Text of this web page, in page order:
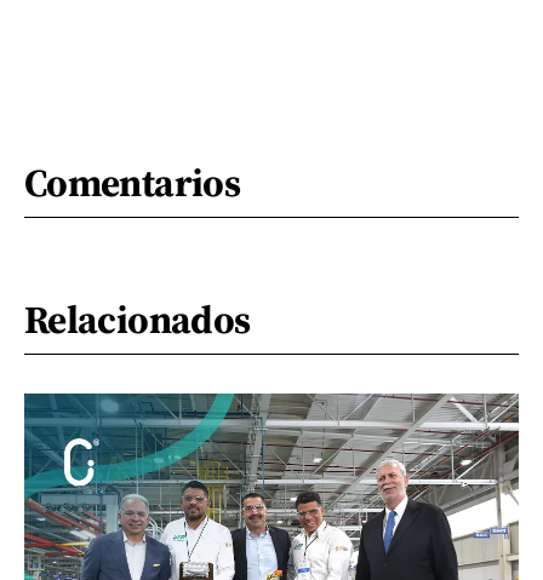
Comentarios
Relacionados